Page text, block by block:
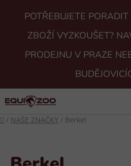
POTŘEBUJETE
ZBOŽÍ VYZKOUŠET?
PRODEJNU V PRAZE
Domů
/ NAŠE ZNAČKY / Berkel